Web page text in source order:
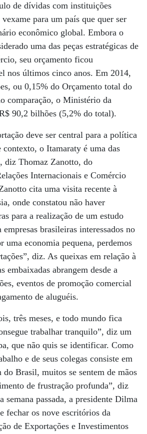
de dívidas com instituições
para um país que quer ser
econômico global. Embora o
uma das peças estratégicas de
seu orçamento ficou
nos últimos cinco anos. Em 2014,
ou 0,15% do Orçamento total do
comparação, o Ministério da
90,2 bilhões (5,2% do total).
deve ser central para a política
contexto, o Itamaraty é uma das
diz Thomaz Zanotto, do
Internacionais e Comércio
cita uma visita recente à
onde constatou não haver
para a realização de um estudo
brasileiras interessados no
uma economia pequena, perdemos
diz. As queixas em relação à
embaixadas abrangem desde a
eventos de promoção comercial
de aluguéis.
três meses, e todo mundo fica
trabalhar tranquilo”, diz um
que não quis se identificar. Como
e de seus colegas consiste em
do Brasil, muitos se sentem de mãos
de frustração profunda”, diz
semana passada, a presidente Dilma
fechar os nove escritórios da
de Exportações e Investimentos